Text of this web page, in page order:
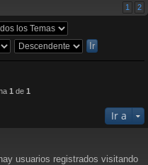
1 2
1 de 1
Ir a
usuarios registrados visitando